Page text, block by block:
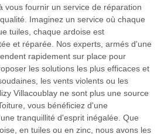
vous fournir un service de réparation
Imaginez un service où chaque
tuiles, chaque ardoise est
et réparée. Nos experts, armés d'une
rapidement sur place pour
les solutions les plus efficaces et
les vents violents ou les
Villacoublay ne sont plus une source
vous bénéficiez d'une
tranquillité d'esprit inégalée. Que
en tuiles ou en zinc, nous avons les